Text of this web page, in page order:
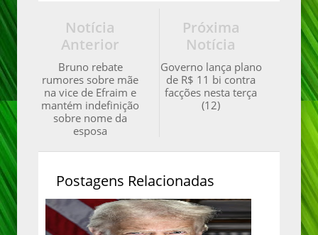
Próxima
Notícia
Governo lança plano
de R$ 11 bi contra
facções nesta terça
(12)
Notícia
Anterior
Bruno rebate
rumores sobre mãe
na vice de Efraim e
mantém indefinição
sobre nome da
esposa
Postagens Relacionadas